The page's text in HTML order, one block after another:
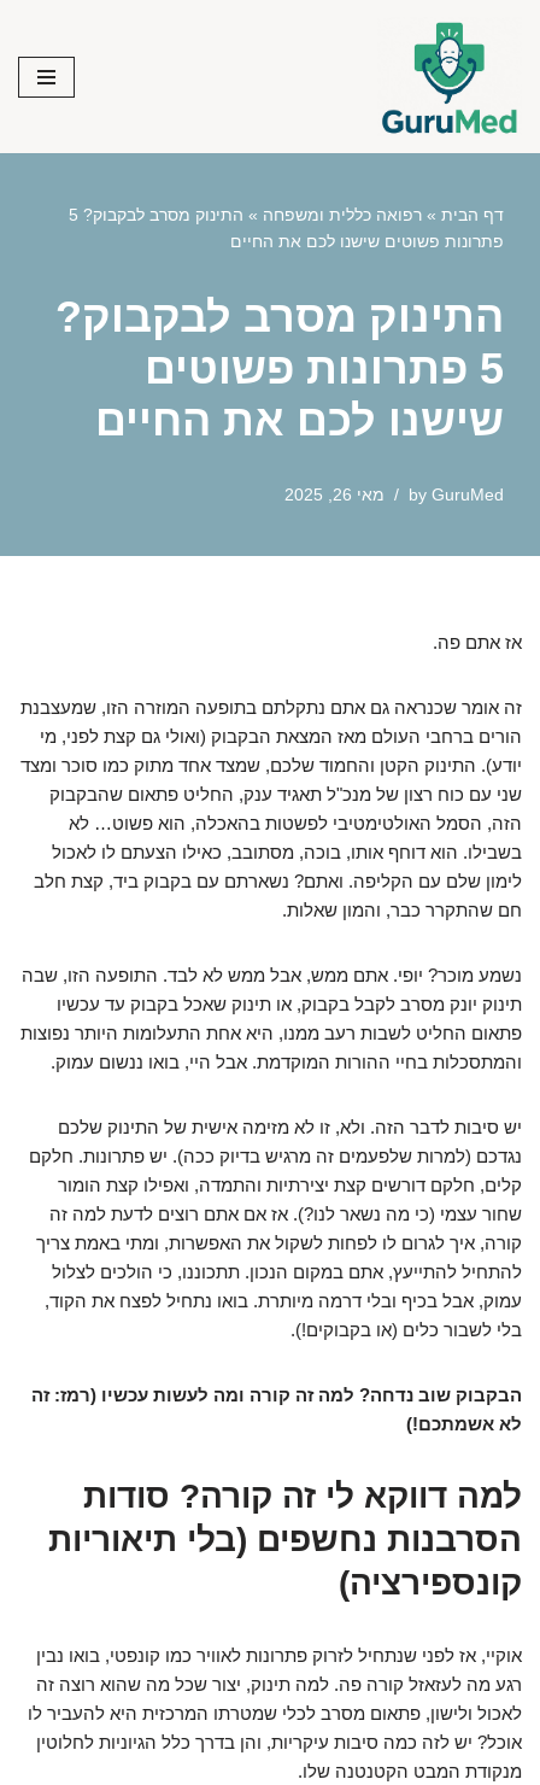
content
דף הבית » רפואה כללית ומשפחה »
התינוק מסרב לבקבוק? 5
פתרונות פשוטים שישנו לכם את החיים
התינוק מסרב לבקבוק?
5 פתרונות פשוטים
שישנו לכם את החיים
by GuruMed מאי 26, 2025
אז אתם פה.
זה אומר שכנראה גם אתם נתקלתם בתופעה המוזרה הזו, שמעצבנת
הורים ברחבי העולם מאז המצאת הבקבוק (ואולי גם קצת לפני, מי
יודע). התינוק הקטן והחמוד שלכם, שמצד אחד מתוק כמו סוכר ומצד
שני עם כוח רצון של מנכ"ל תאגיד ענק, החליט פתאום שהבקבוק
הזה, הסמל האולטימטיבי לפשטות בהאכלה, הוא פשוט… לא
בשבילו. הוא דוחף אותו, בוכה, מסתובב, כאילו הצעתם לו לאכול
לימון שלם עם הקליפה. ואתם? נשארתם עם בקבוק ביד, קצת חלב
חם שהתקרר כבר, והמון שאלות.
נשמע מוכר? יופי. אתם ממש, אבל ממש לא לבד. התופעה הזו, שבה
תינוק יונק מסרב לקבל בקבוק, או תינוק שאכל בקבוק עד עכשיו
פתאום החליט לשבות רעב ממנו, היא אחת התעלומות היותר נפוצות
והמתסכלות בחיי ההורות המוקדמת. אבל היי, בואו ננשום עמוק.
יש סיבות לדבר הזה. ולא, זו לא מזימה אישית של התינוק שלכם
נגדכם (למרות שלפעמים זה מרגיש בדיוק ככה). יש פתרונות. חלקם
קלים, חלקם דורשים קצת יצירתיות והתמדה, ואפילו קצת הומור
שחור עצמי (כי מה נשאר לנו?). אז אם אתם רוצים לדעת למה זה
קורה, איך לגרום לו לפחות לשקול את האפשרות, ומתי באמת צריך
להתחיל להתייעץ, אתם במקום הנכון. תתכוננו, כי הולכים לצלול
עמוק, אבל בכיף ובלי דרמה מיותרת. בואו נתחיל לפצח את הקוד,
בלי לשבור כלים (או בקבוקים!).
הבקבוק שוב נדחה? למה זה קורה ומה לעשות עכשיו (רמז: זה
לא אשמתכם!)
למה דווקא לי זה קורה? סודות
הסרבנות נחשפים (בלי תיאוריות
קונספירציה)
אוקיי, אז לפני שנתחיל לזרוק פתרונות לאוויר כמו קונפטי, בואו נבין
רגע מה לעזאזל קורה פה. למה תינוק, יצור שכל מה שהוא רוצה זה
לאכול ולישון, פתאום מסרב לכלי שמטרתו המרכזית היא להעביר לו
אוכל? יש לזה כמה סיבות עיקריות, והן בדרך כלל הגיוניות לחלוטין
מנקודת המבט הקטנטנה שלו.